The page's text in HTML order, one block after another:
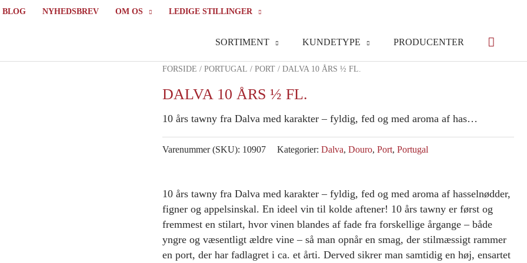
BLOG NYHEDSBREV OM OS LEDIGE STILLINGER
SORTIMENT KUNDETYPE PRODUCENTER
FORSIDE / PORTUGAL / PORT / DALVA 10 ÅRS ½ FL.
DALVA 10 ÅRS ½ FL.
10 års tawny fra Dalva med karakter – fyldig, fed og med aroma af has…
Varenummer (SKU): 10907 Kategorier: Dalva, Douro, Port, Portugal
10 års tawny fra Dalva med karakter – fyldig, fed og med aroma af hasselnødder,
figner og appelsinskal. En ideel vin til kolde aftener! 10 års tawny er først og
fremmest en stilart, hvor vinen blandes af fade fra forskellige årgange – både
yngre og væsentligt ældre vine – så man opnår en smag, der stilmæssigt rammer
en port, der har fadlagret i ca. et årti. Derved sikrer man samtidig en høj, ensartet